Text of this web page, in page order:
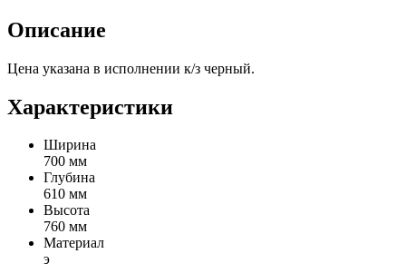
Описание
Цена указана в исполнении к/з черный.
Характеристики
Ширина
700 мм
Глубина
610 мм
Высота
760 мм
Материал
э